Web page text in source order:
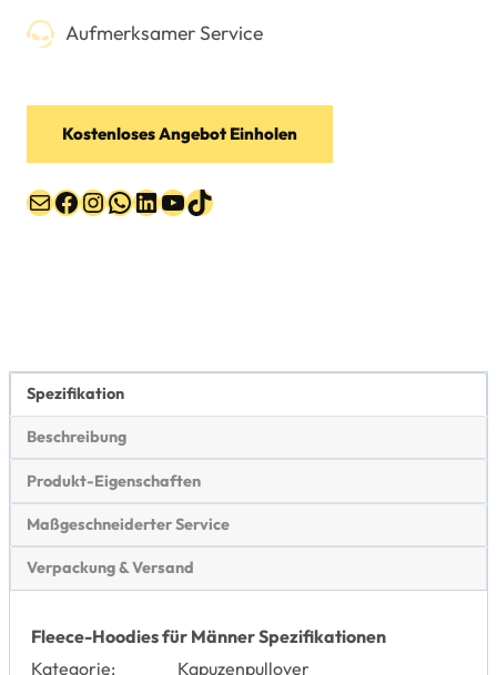
Aufmerksamer Service
Kostenloses Angebot Einholen
PostFacebook
Instagram
WhatsApp
LinkedIn
YouTube
TikTok
Spezifikation
Beschreibung
Produkt-Eigenschaften
Maßgeschneiderter Service
Verpackung & Versand
Fleece-Hoodies für Männer Spezifikationen
Kategorie:
Kapuzenpullover